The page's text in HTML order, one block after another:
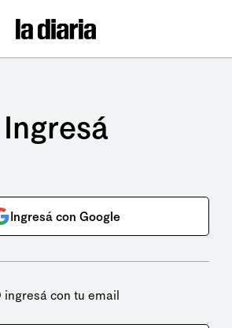
Ingresá
Ingresá con Google
ingresá con tu email